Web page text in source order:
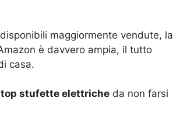
disponibili maggiormente vendute, la
è davvero ampia, il tutto
casa.
top stufette elettriche da non farsi